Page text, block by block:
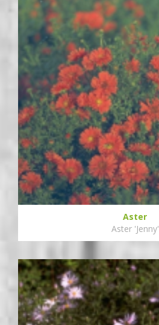
Aster
Aster 'Jenny'